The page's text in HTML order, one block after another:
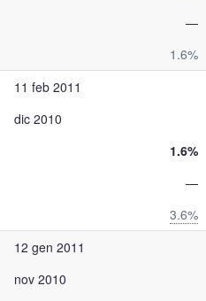
—
1.6%
11 feb 2011
dic 2010
1.6%
—
3.6%
12 gen 2011
nov 2010